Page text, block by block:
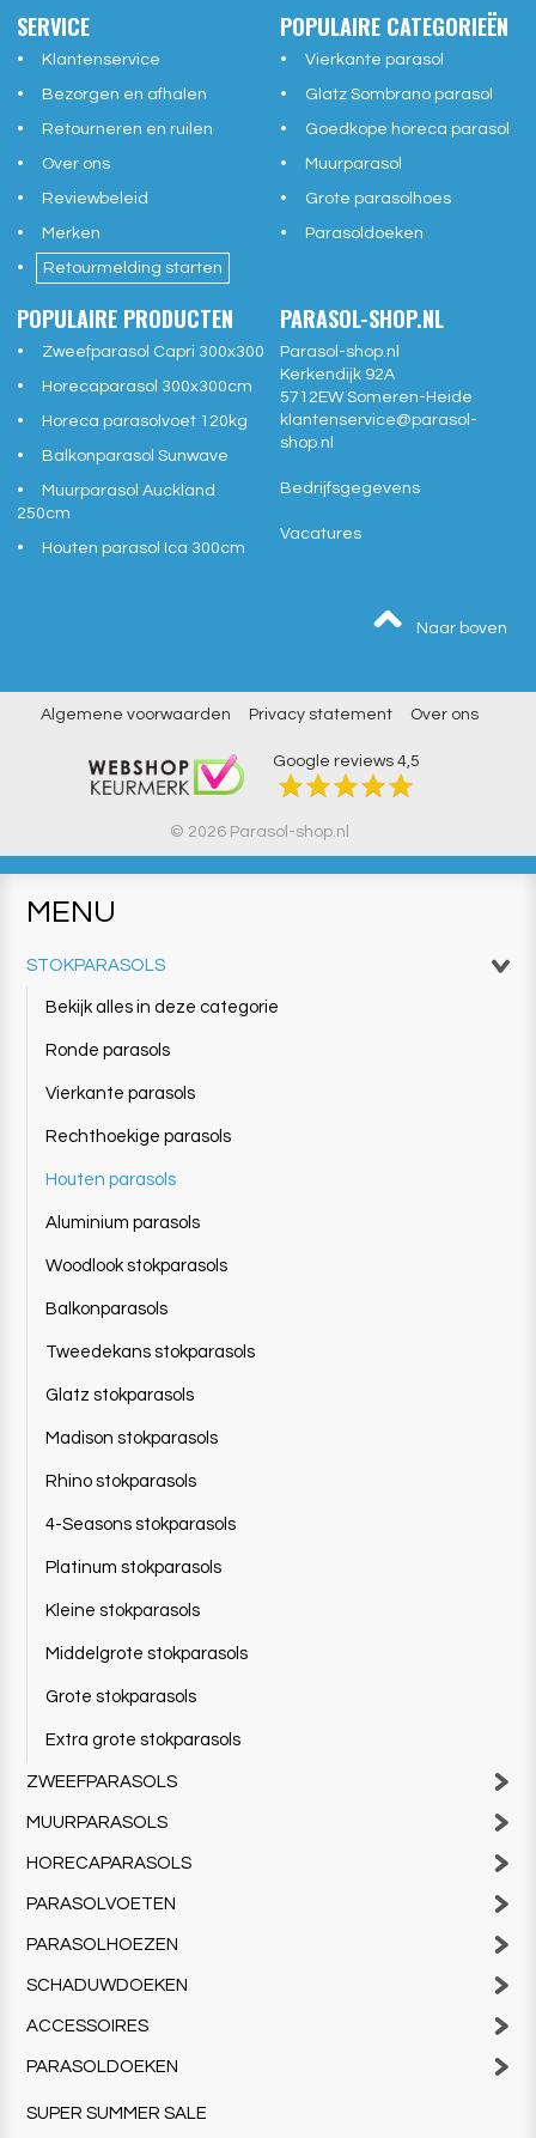
SERVICE
Klantenservice
Bezorgen en afhalen
Retourneren en ruilen
Over ons
Reviewbeleid
Merken
Retourmelding starten
POPULAIRE CATEGORIEËN
Vierkante parasol
Glatz Sombrano parasol
Goedkope horeca parasol
Muurparasol
Grote parasolhoes
Parasoldoeken
POPULAIRE PRODUCTEN
Zweefparasol Capri 300x300
Horecaparasol 300x300cm
Horeca parasolvoet 120kg
Balkonparasol Sunwave
Muurparasol Auckland
250cm
Houten parasol Ica 300cm
PARASOL-SHOP.NL
Parasol-shop.nl
Kerkendijk 92A
5712EW Someren-Heide
klantenservice@parasol-
shop.nl
Bedrijfsgegevens
Vacatures
Naar boven
Algemene voorwaarden Privacy statement Over ons
Google reviews 4,5
© 2026 Parasol-shop.nl
MENU
STOKPARASOLS
Bekijk alles in deze categorie
Ronde parasols
Vierkante parasols
Rechthoekige parasols
Houten parasols
Aluminium parasols
Woodlook stokparasols
Balkonparasols
Tweedekans stokparasols
Glatz stokparasols
Madison stokparasols
Rhino stokparasols
4-Seasons stokparasols
Platinum stokparasols
Kleine stokparasols
Middelgrote stokparasols
Grote stokparasols
Extra grote stokparasols
ZWEEFPARASOLS
MUURPARASOLS
HORECAPARASOLS
PARASOLVOETEN
PARASOLHOEZEN
SCHADUWDOEKEN
ACCESSOIRES
PARASOLDOEKEN
SUPER SUMMER SALE